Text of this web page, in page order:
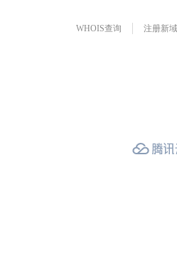
WHOIS查询 注册新